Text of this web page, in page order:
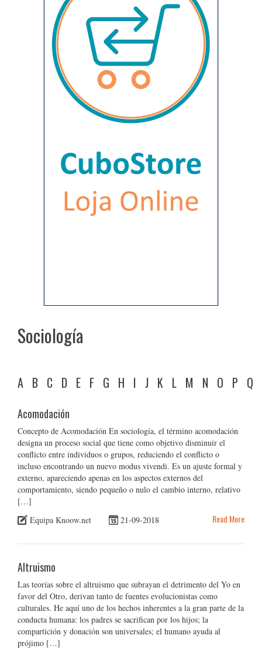
Sociología
A B C D E F G H I J K L M N O P Q
Acomodación
Concepto de Acomodación En sociología, el término acomodación
designa un proceso social que tiene como objetivo disminuir el
conflicto entre individuos o grupos, reduciendo el conflicto o
incluso encontrando un nuevo modus vivendi. Es un ajuste formal y
externo, apareciendo apenas en los aspectos externos del
comportamiento, siendo pequeño o nulo el cambio interno, relativo
[…]
Equipa Knoow.net
21-09-2018 Read More
Altruismo
Las teorías sobre el altruismo que subrayan el detrimento del Yo en
favor del Otro, derivan tanto de fuentes evolucionistas como
culturales. He aquí uno de los hechos inherentes a la gran parte de la
conducta humana: los padres se sacrifican por los hijos; la
compartición y donación son universales; el humano ayuda al
prójimo […]